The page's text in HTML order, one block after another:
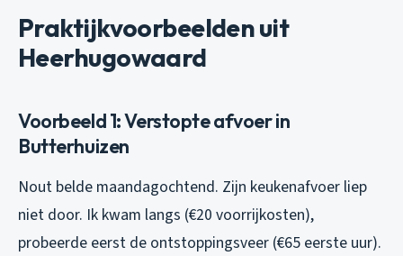
Praktijkvoorbeelden uit
Heerhugowaard
Voorbeeld 1: Verstopte afvoer in
Butterhuizen
Nout belde maandagochtend. Zijn keukenafvoer liep
niet door. Ik kwam langs (€20 voorrijkosten),
probeerde eerst de ontstoppingsveer (€65 eerste uur).